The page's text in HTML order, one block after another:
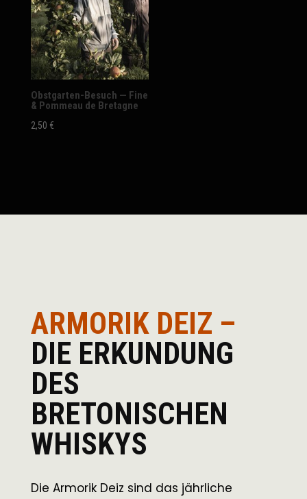
Obstgarten-Besuch — Fine
& Pommeau de Bretagne
2,50 €
ARMORIK DEIZ –
DIE ERKUNDUNG
DES
BRETONISCHEN
WHISKYS
Die Armorik Deiz sind das jährliche